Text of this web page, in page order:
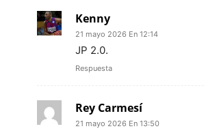
Kenny
21 mayo 2026 En 12:14
JP 2.0.
Respuesta
Rey Carmesí
21 mayo 2026 En 13:50